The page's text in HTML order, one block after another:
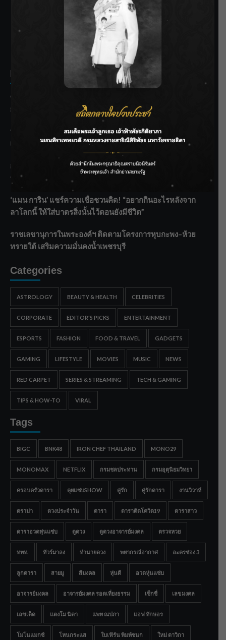
SIAMRATH VARIETY
THE BEST ENTERTAINMENT
Recent Posts
ชลประทานเชียงใหม่เร่งพร่องน้ำแม่น้ำปิง รับมวลน้ำเหนือ ย้ำ
ยังไม่ล้นตลิ่ง
ฟาดลุคใหม่! “แบม พิชญานิน” แดนซ์สับทุกจังหวะ ชวนแฟนๆ
แกะท่า #นอกจอนอกใจ
กรมชลฯ รับฟังประชาชน ติดตามแก้ปัญหาโครงการประตู
ระบายน้ำศรีสองรักฯ
‘แมน การิน’ แชร์ความเชื่อชวนคิด! “อยากกินอะไรหลังจาก
ลาโลกนี้ ให้ใส่บาตรสิ่งนั้นไว้ตอนยังมีชีวิต”
ราชเลขานุการในพระองค์ฯ ติดตามโครงการหุบกะพง–ห้วย
ทรายใต้ เสริมความมั่นคงน้ำเพชรบุรี
Categories
ASTROLOGY BEAUTY & HEALTH CELEBRITIES
CORPORATE EDITOR'S PICKS ENTERTAINMENT
ESPORTS FASHION FOOD & TRAVEL GADGETS
GAMING LIFESTYLE MOVIES MUSIC NEWS
RED CARPET SERIES & STREAMING TECH & GAMING
TIPS & HOW-TO VIRAL
Tags
BIGC BNK48 IRON CHEF THAILAND MONO29
MONOMAX NETFLIX กรมชลประทาน กรมอุตุนิยมวิทยา
ครอบครัวดารา คุยแซ่บSHOW คู่รัก คู่รักดารา งานวิวาห์
ดราม่า ดวงประจำวัน ดารา ดาราติดโควิด19 ดาราสาว
ดาราอวดหุ่นแซ่บ ดูดวง ดูดวงอาจารย์มงคล ตรวจหวย
ททท. ทัวร์มาลง ทำนายดวง พยากรณ์อากาศ ละครช่อง 3
ลูกดารา สายมู สีมงคล หุ่นดี อวดหุ่นแซ่บ
อาจารย์มงคล อาจารย์มงคล รอดเที่ยงธรรม เซ็กซี่ เลขมงคล
เลขเด็ด แตงโม นิดา แพท ณปภา แอฟ ทักษอร
โมโนแมกซ์ โหนกระแส ใบเฟิร์น พิมพ์ชนก ใหม่ ดาวิกา